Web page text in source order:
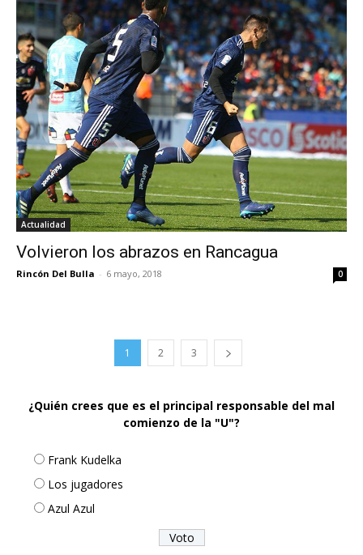
Actualidad
Volvieron los abrazos en Rancagua
Rincón Del Bulla - 6 mayo, 2018 0
1 2 3
¿Quién crees que es el principal responsable del mal
comienzo de la "U"?
Frank Kudelka
Los jugadores
Azul Azul